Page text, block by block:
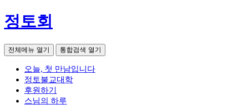
정토회
전체메뉴 열기 통합검색 열기
오늘, 첫 만남입니다
정토불교대학
후원하기
스님의 하루